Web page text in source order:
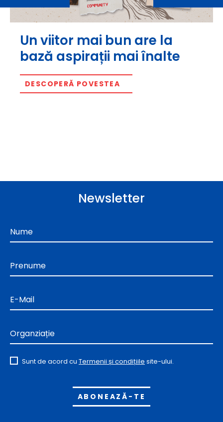
Un viitor mai bun are la
bază aspirații mai înalte
DESCOPERĂ POVESTEA
Newsletter
Nume
Prenume
E-Mail
Organziație
Sunt de acord cu Termenii și condițiile site-ului.